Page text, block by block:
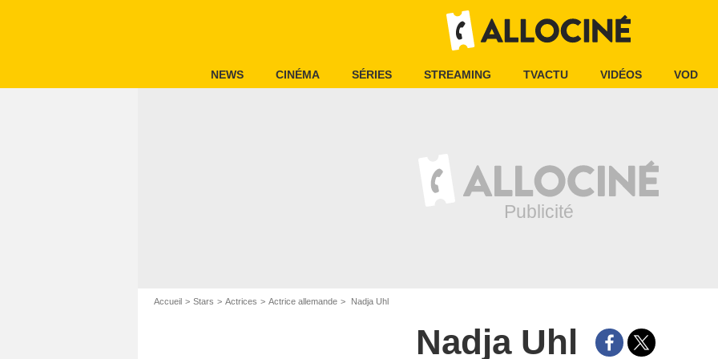
NEWS CINÉMA SÉRIES STREAMING TVACTU VIDÉOS VOD
Accueil Stars Actrices Actrice allemande Nadja Uhl
Nadja Uhl